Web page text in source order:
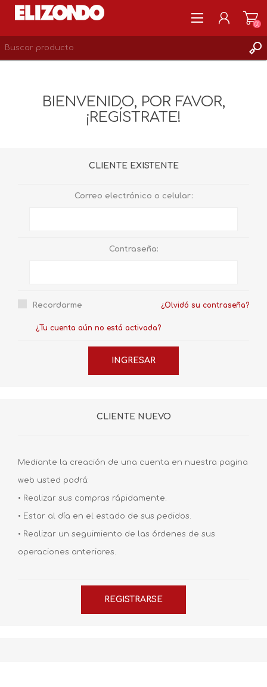
LISTA DE DESEOS 0
(0)
BIENVENIDO, POR FAVOR,
¡REGÍSTRATE!
CLIENTE EXISTENTE
Correo electrónico o celular:
Contraseña:
Recordarme ¿Olvidó su contraseña?
¿Tu cuenta aún no está activada?
CLIENTE NUEVO
Mediante la creación de una cuenta en nuestra pagina
web usted podrá:
• Realizar sus compras rápidamente.
• Estar al día en el estado de sus pedidos.
• Realizar un seguimiento de las órdenes de sus
operaciones anteriores.